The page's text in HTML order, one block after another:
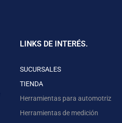
LINKS DE INTERÉS.
SUCURSALES
TIENDA
Herramientas para automotriz
Herramientas de medición